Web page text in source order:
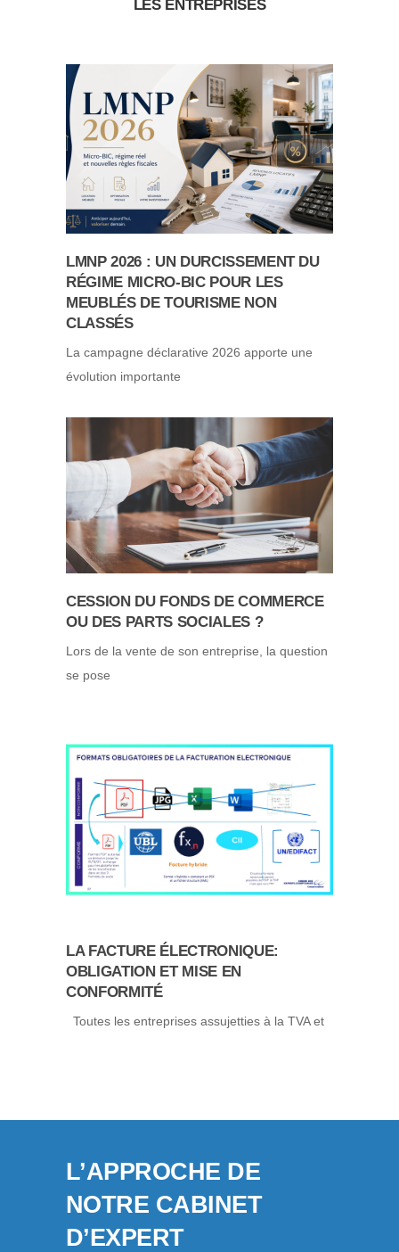
LES ENTREPRISES
LMNP 2026 : UN DURCISSEMENT DU
RÉGIME MICRO-BIC POUR LES
MEUBLÉS DE TOURISME NON
CLASSÉS
La campagne déclarative 2026 apporte une
évolution importante
CESSION DU FONDS DE COMMERCE
OU DES PARTS SOCIALES ?
Lors de la vente de son entreprise, la question
se pose
LA FACTURE ÉLECTRONIQUE:
OBLIGATION ET MISE EN
CONFORMITÉ
Toutes les entreprises assujetties à la TVA et
L’APPROCHE DE
NOTRE CABINET
D’EXPERT